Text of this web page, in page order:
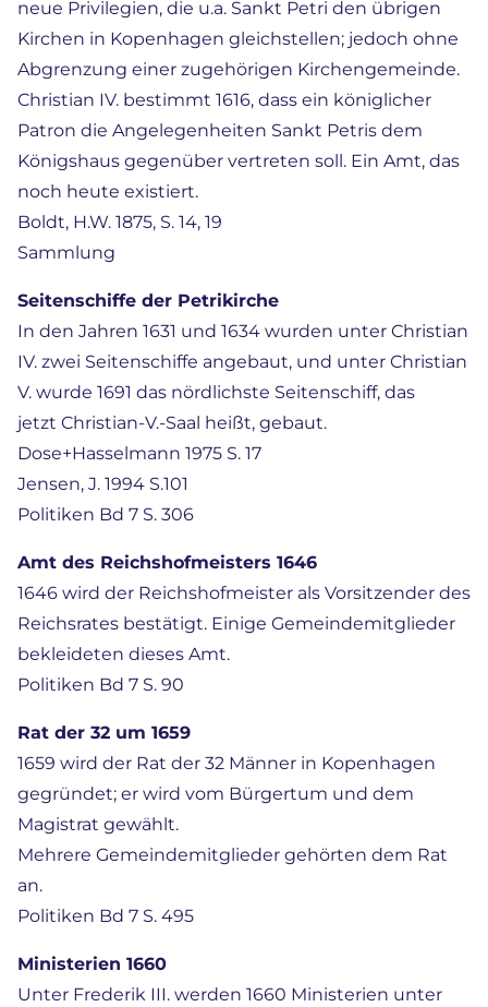
neue Privilegien, die u.a. Sankt Petri den übrigen
Kirchen in Kopenhagen gleichstellen; jedoch ohne
Abgrenzung einer zugehörigen Kirchengemeinde.
Christian IV. bestimmt 1616, dass ein königlicher
Patron die Angelegenheiten Sankt Petris dem
Königshaus gegenüber vertreten soll. Ein Amt, das
noch heute existiert.
Boldt, H.W. 1875, S. 14, 19
Sammlung
Seitenschiffe der Petrikirche
In den Jahren 1631 und 1634 wurden unter Christian
IV. zwei Seitenschiffe angebaut, und unter Christian
V. wurde 1691 das nördlichste Seitenschiff, das
jetzt Christian-V.-Saal heißt, gebaut.
Dose+Hasselmann 1975 S. 17
Jensen, J. 1994 S.101
Politiken Bd 7 S. 306
Amt des Reichshofmeisters 1646
1646 wird der Reichshofmeister als Vorsitzender des
Reichsrates bestätigt. Einige Gemeindemitglieder
bekleideten dieses Amt.
Politiken Bd 7 S. 90
Rat der 32 um 1659
1659 wird der Rat der 32 Männer in Kopenhagen
gegründet; er wird vom Bürgertum und dem
Magistrat gewählt.
Mehrere Gemeindemitglieder gehörten dem Rat
an.
Politiken Bd 7 S. 495
Ministerien 1660
Unter Frederik III. werden 1660 Ministerien unter